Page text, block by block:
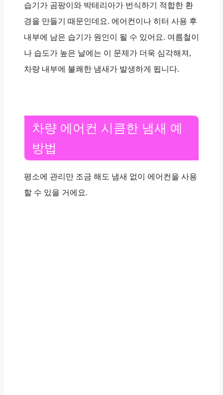
습기가 곰팡이와 박테리아가 번식하기 적합한 환
경을 만들기 때문인데요. 에어컨이나 히터 사용 후
내부에 남은 습기가 원인이 될 수 있어요. 여름철이
나 습도가 높은 날에는 이 문제가 더욱 심각해져,
차량 내부에 불쾌한 냄새가 발생하게 됩니다.
차량 에어컨 시큼한 냄새 예
방법
평소에 관리만 조금 해도 냄새 없이 에어컨을 사용
할 수 있을 거에요.